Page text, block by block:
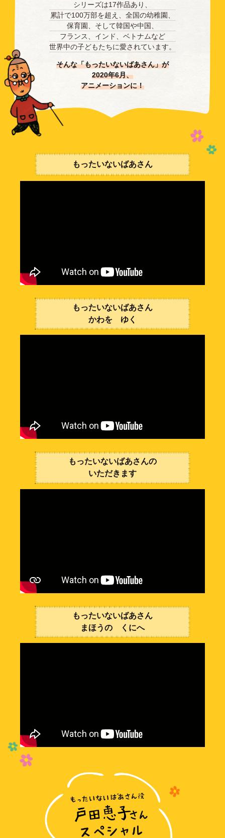
シリーズは17作品あり、
累計で100万部を超え、 全国の幼稚園、
保育園、そして韓国や中国、
フランス、インド、ベトナムなど
世界中の子どもたちに愛されています。
そんな「もったいないばあさん」が
2020年6月、
アニメーションに！
もったいないばあさん
もったいないばあさん
かわを ゆく
もったいないばあさんの
いただきます
もったいないばあさん
まほうの くにへ